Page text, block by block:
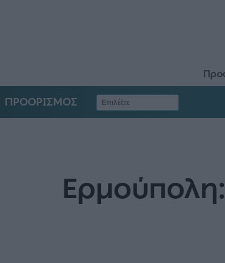
ΠΡΟΟΡΙΣΜΟΣ